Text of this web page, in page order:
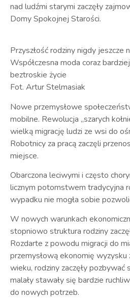
nad ludźmi starymi zaczęły
Domy Spokojnej Starości.
Przyszłość rodziny nigdy jeszcze
Współczesna moda coraz
beztroskie życie
Fot. Artur Stelmasiak
Nowe przemysłowe
mobilne. Rewolucja „szarych
wielką migrację ludzi ze wsi do
Robotnicy za pracą zaczęli
miejsce.
Obarczona leciwymi i często
licznym potomstwem tradycyjna
wypadku nie mogła sobie
W nowych warunkach
stopniowo struktura rodziny
Rozdarte z powodu migracji do
przemysłową ekonomię wyzysku
wieku, rodziny zaczęły pozbywać
malały stawały się bardzie
do nowych potrzeb.